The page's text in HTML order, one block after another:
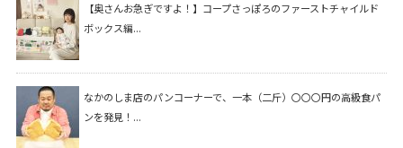
【奥さんお急ぎですよ！】コープさっぽろのファーストチャイルド
ボックス編...
なかのしま店のパンコーナーで、一本（二斤）〇〇〇円の高級食パ
ンを発見！...